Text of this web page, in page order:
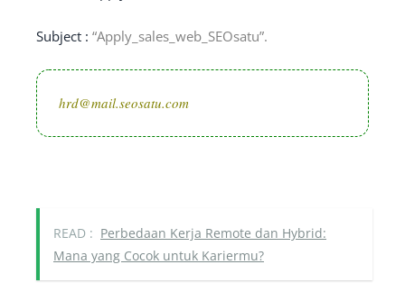
Subject : “Apply_sales_web_SEOsatu”.
hrd@mail.seosatu.com
READ : Perbedaan Kerja Remote dan Hybrid:
Mana yang Cocok untuk Kariermu?